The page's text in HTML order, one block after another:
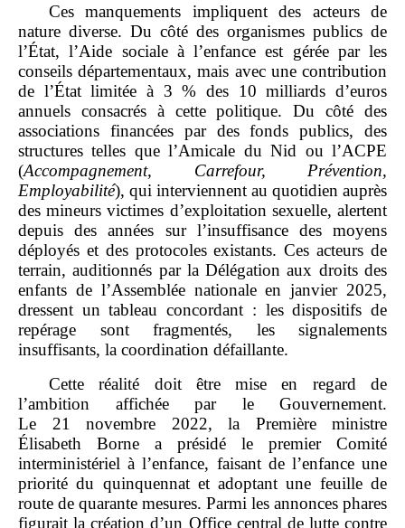
Ces manquements impliquent des acteurs de
nature diverse. Du côté des organismes publics de
l’État, l’Aide sociale à l’enfance est gérée par les
conseils départementaux, mais avec une contribution
de l’État limitée à 3 % des 10 milliards d’euros
annuels consacrés à cette politique. Du côté des
associations financées par des fonds publics, des
structures telles que l’Amicale du Nid ou l’ACPE
(Accompagnement, Carrefour, Prévention,
Employabilité), qui interviennent au quotidien auprès
des mineurs victimes d’exploitation sexuelle, alertent
depuis des années sur l’insuffisance des moyens
déployés et des protocoles existants. Ces acteurs de
terrain, auditionnés par la Délégation aux droits des
enfants de l’Assemblée nationale en janvier 2025,
dressent un tableau concordant : les dispositifs de
repérage sont fragmentés, les signalements
insuffisants, la coordination défaillante.
Cette réalité doit être mise en regard de
l’ambition affichée par le Gouvernement.
Le 21 novembre 2022, la Première ministre
Élisabeth Borne a présidé le premier Comité
interministériel à l’enfance, faisant de l’enfance une
priorité du quinquennat et adoptant une feuille de
route de quarante mesures. Parmi les annonces phares
figurait la création d’un Office central de lutte contre